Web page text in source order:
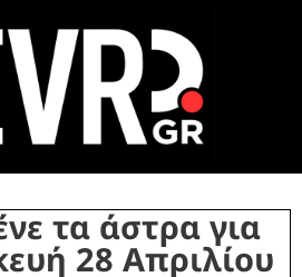
τα άστρα για
28 Απριλίου